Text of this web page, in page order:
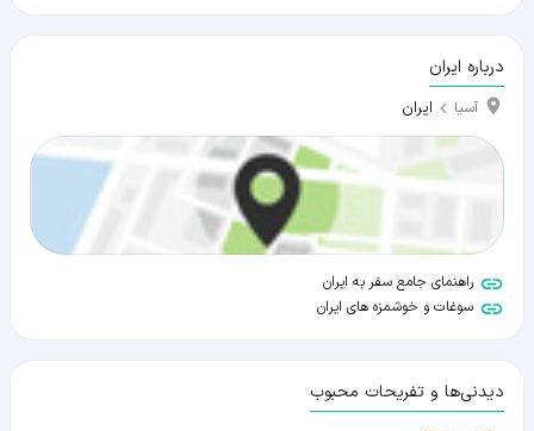
درباره ایران
آسیا ایران
راهنمای جامع سفر به ایران
سوغات و خوشمزه های ایران
دیدنی‌ها و تفریحات محبوب